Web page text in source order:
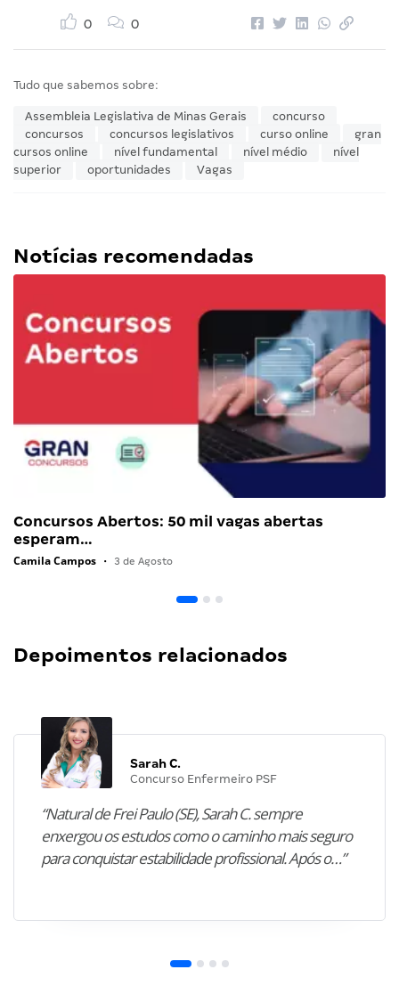
0 0
Tudo que sabemos sobre:
Assembleia Legislativa de Minas Gerais
concurso
concursos
concursos legislativos curso online
gran
cursos online
nível fundamental nível médio
nível
superior
oportunidades Vagas
Notícias recomendadas
Concursos Abertos: 50 mil vagas abertas
esperam…
Camila Campos • 3 de Agosto
Depoimentos relacionados
Sarah C.
Concurso Enfermeiro PSF
“Natural de Frei Paulo (SE), Sarah C. sempre
enxergou os estudos como o caminho mais seguro
para conquistar estabilidade profissional. Após o…”